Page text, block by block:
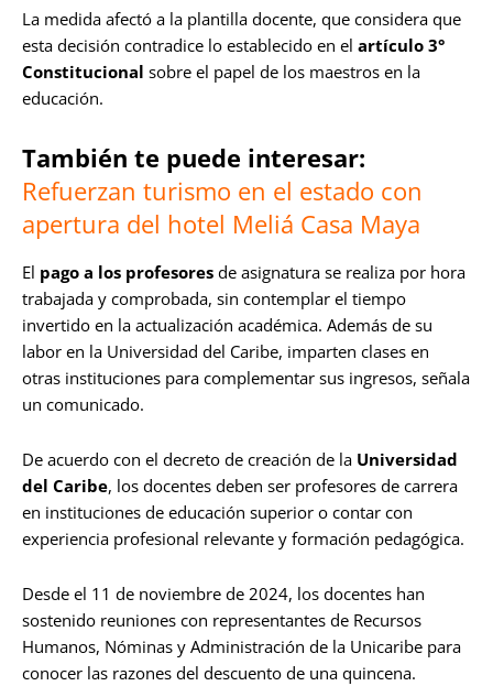
La medida afectó a la plantilla docente, que considera que
esta decisión contradice lo establecido en el artículo 3°
Constitucional sobre el papel de los maestros en la
educación.
También te puede interesar:
Refuerzan turismo en el estado con
apertura del hotel Meliá Casa Maya
El pago a los profesores de asignatura se realiza por hora
trabajada y comprobada, sin contemplar el tiempo
invertido en la actualización académica. Además de su
labor en la Universidad del Caribe, imparten clases en
otras instituciones para complementar sus ingresos, señala
un comunicado.
De acuerdo con el decreto de creación de la Universidad
del Caribe, los docentes deben ser profesores de carrera
en instituciones de educación superior o contar con
experiencia profesional relevante y formación pedagógica.
Desde el 11 de noviembre de 2024, los docentes han
sostenido reuniones con representantes de Recursos
Humanos, Nóminas y Administración de la Unicaribe para
conocer las razones del descuento de una quincena.